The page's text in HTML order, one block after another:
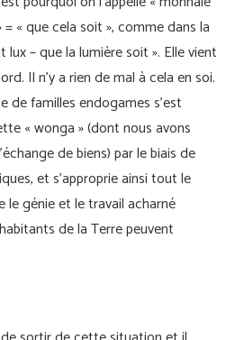
« que cela soit », comme dans la
– que la lumière soit ». Elle vient
Il n’y a rien de mal à cela en soi.
de familles endogames s’est
« wonga » (dont nous avons
de biens) par le biais de
et s’approprie ainsi tout le
le génie et le travail acharné
de la Terre peuvent